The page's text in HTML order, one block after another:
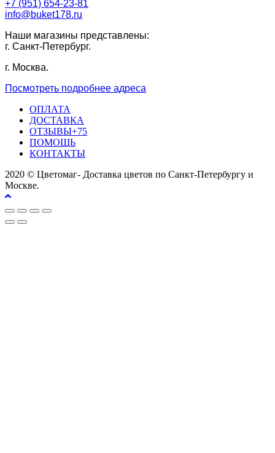
+7 (951) 654-23-81
info@buket178.ru
Наши магазины представлены:
г. Санкт-Петербург.
г. Москва.
Посмотреть подробнее адреса
ОПЛАТА
ДОСТАВКА
ОТЗЫВЫ+75
ПОМОЩЬ
КОНТАКТЫ
2020 © Цветомаг- Доставка цветов по Санкт-Петербургу и
Москве.